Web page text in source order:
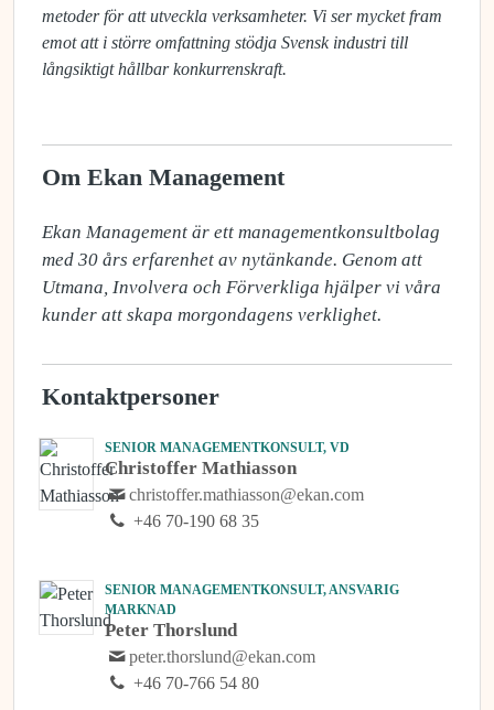
metoder för att utveckla verksamheter. Vi ser mycket fram
emot att i större omfattning stödja Svensk industri till
långsiktigt hållbar konkurrenskraft.
Om Ekan Management
Ekan Management är ett managementkonsultbolag
med 30 års erfarenhet av nytänkande. Genom att
Utmana, Involvera och Förverkliga hjälper vi våra
kunder att skapa morgondagens verklighet.
Kontaktpersoner
SENIOR MANAGEMENTKONSULT, VD
Christoffer Mathiasson
christoffer.mathiasson@ekan.com
+46 70-190 68 35
SENIOR MANAGEMENTKONSULT, ANSVARIG
MARKNAD
Peter Thorslund
peter.thorslund@ekan.com
+46 70-766 54 80